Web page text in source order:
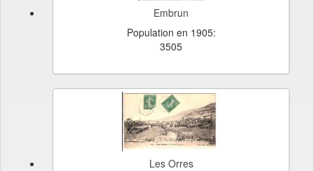
Embrun
Population en 1905:
3505
Les Orres